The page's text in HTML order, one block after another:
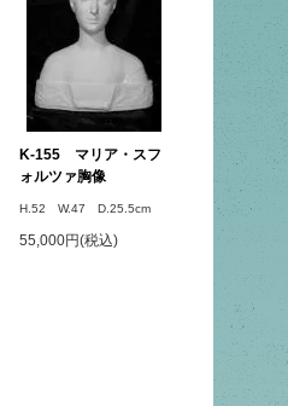
K-155 マリア・スフ
ォルツァ胸像
H.52 W.47 D.25.5cm
55,000円(税込)